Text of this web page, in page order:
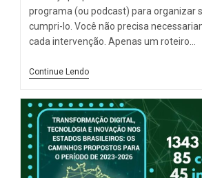
programa (ou podcast) para organizar
cumpri-lo. Você não precisa
cada intervenção. Apenas um roteiro…
Continue Lendo